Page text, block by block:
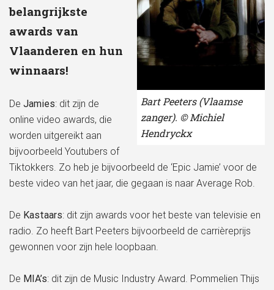
Bart Peeters (Vlaamse
zanger). © Michiel
Hendryckx
belangrijkste
awards van
Vlaanderen en hun
winnaars!
De Jamies: dit zijn de
online video awards, die
worden uitgereikt aan
bijvoorbeeld Youtubers of
Tiktokkers. Zo heb je bijvoorbeeld de ‘Epic Jamie’ voor de
beste video van het jaar, die gegaan is naar Average Rob.
De Kastaars: dit zijn awards voor het beste van televisie en
radio. Zo heeft Bart Peeters bijvoorbeeld de carrièreprijs
gewonnen voor zijn hele loopbaan.
De MIA’s: dit zijn de Music Industry Award. Pommelien Thijs